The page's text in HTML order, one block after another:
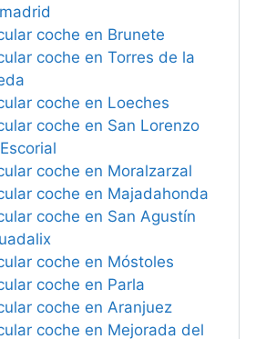
coche en Brunete
coche en Torres de la
coche en Loeches
coche en San Lorenzo
coche en Moralzarzal
coche en Majadahonda
coche en San Agustín
coche en Móstoles
coche en Parla
coche en Aranjuez
coche en Mejorada del